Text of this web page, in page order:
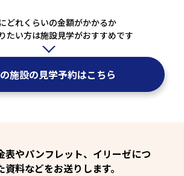
どれくらいの金額がかかるか
たい方は施設見学がおすすめです
施設の見学予約はこちら
表やパンフレット、イリーゼにつ
料などをお送りします。